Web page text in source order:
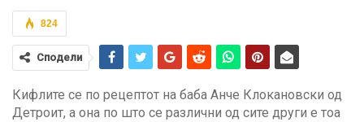
824
Сподели
Кифлите се по рецептот на баба Анче Клокановски од
Детроит, а она по што се различни од сите други е тоа